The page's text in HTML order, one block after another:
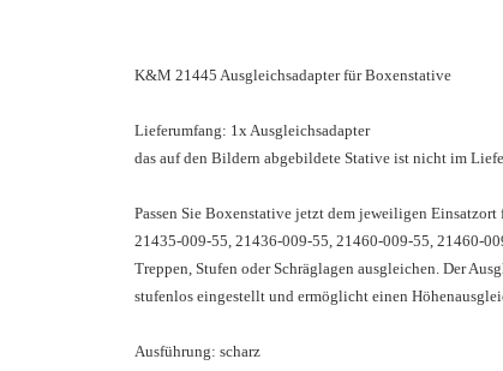
K&M 21445 Ausgleichsadapter für Boxenstative
Lieferumfang: 1x Ausgleichsadapter
das auf den Bildern abgebildete Stative ist nicht im
Passen Sie Boxenstative jetzt dem jeweiligen
21435-009-55, 21436-009-55, 21460-009-55, 21460-
Treppen, Stufen oder Schräglagen ausgleichen. Der
stufenlos eingestellt und ermöglicht einen
Ausführung: scharz